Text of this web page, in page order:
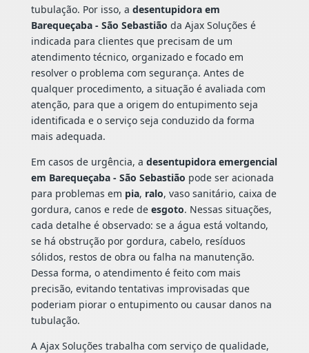
tubulação. Por isso, a desentupidora em
Barequeçaba - São Sebastião da Ajax Soluções é
indicada para clientes que precisam de um
atendimento técnico, organizado e focado em
resolver o problema com segurança. Antes de
qualquer procedimento, a situação é avaliada com
atenção, para que a origem do entupimento seja
identificada e o serviço seja conduzido da forma
mais adequada.
Em casos de urgência, a desentupidora emergencial
em Barequeçaba - São Sebastião pode ser acionada
para problemas em pia, ralo, vaso sanitário, caixa de
gordura, canos e rede de esgoto. Nessas situações,
cada detalhe é observado: se a água está voltando,
se há obstrução por gordura, cabelo, resíduos
sólidos, restos de obra ou falha na manutenção.
Dessa forma, o atendimento é feito com mais
precisão, evitando tentativas improvisadas que
poderiam piorar o entupimento ou causar danos na
tubulação.
A Ajax Soluções trabalha com serviço de qualidade,